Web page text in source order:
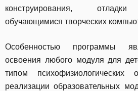
конструирования, отладки
обучающимися творческих
Особенностью программы
освоения любого модуля для
типом психофизиологических
реализации образовательных